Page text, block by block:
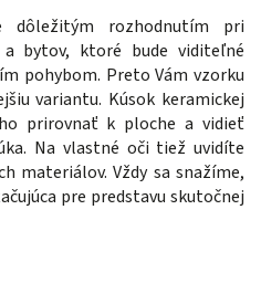
dôležitým rozhodnutím pri
bytov, ktoré bude viditeľné
pohybom. Preto Vám vzorku
variantu. Kúsok keramickej
prirovnať k ploche a vidieť
Na vlastné oči tiež uvidíte
materiálov. Vždy sa snažíme,
pre predstavu skutočnej